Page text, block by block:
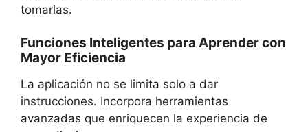
tomarlas.
Funciones Inteligentes para Aprender con
Mayor Eficiencia
La aplicación no se limita solo a dar
instrucciones. Incorpora herramientas
avanzadas que enriquecen la experiencia de